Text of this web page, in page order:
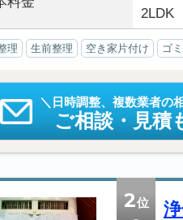
2LDK
理 生前整理 空き家片付け ゴ
日時調整、複数業者の
ご相談・見積
2位